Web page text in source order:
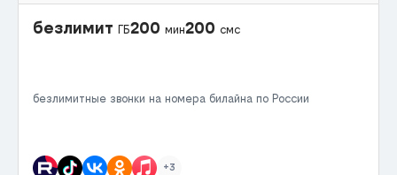
безлимит ГБ200 мин200 смс
безлимитные звонки на номера билайна по России
+3